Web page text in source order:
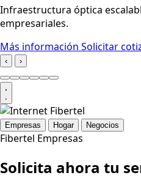
Infraestructura óptica
empresariales.
Más información Solicitar
‹ ›
Empresas Hogar Negocios
Fibertel Empresas
Solicita ahora tu